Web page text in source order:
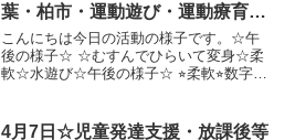
葉・柏市・運動遊び・運動療育・
プログラム・楽しい療育
こんにちは今日の活動の様子です。☆午
後の様子☆ ☆むすんでひらいて変身☆柔
軟☆水遊び☆午後の様子☆ ⭐︎柔軟⭐︎数字合
も、楽しく運動しましたね(*^-^*)月曜日
4月7日☆児童発達支援・放課後等